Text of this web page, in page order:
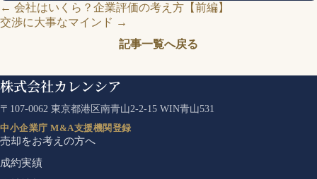
← 会社はいくら？企業評価の考え方【前編】
交渉に大事なマインド →
記事一覧へ戻る
株式会社カレンシア
〒107-0062 東京都港区南青山2-2-15 WIN青山531
中小企業庁 M&A支援機関登録
売却をお考えの方へ
成約実績